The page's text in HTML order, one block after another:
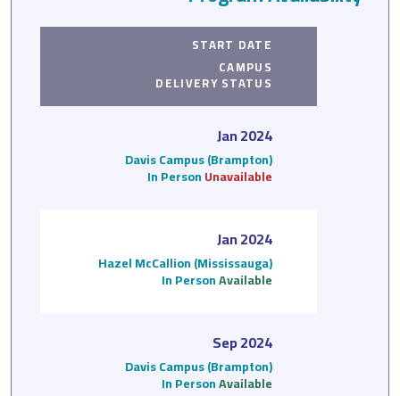
START DATE
CAMPUS
DELIVERY STATUS
Jan 2024
Davis Campus (Brampton)
In PersonUnavailable
Jan 2024
Hazel McCallion (Mississauga)
In PersonAvailable
Sep 2024
Davis Campus (Brampton)
In PersonAvailable